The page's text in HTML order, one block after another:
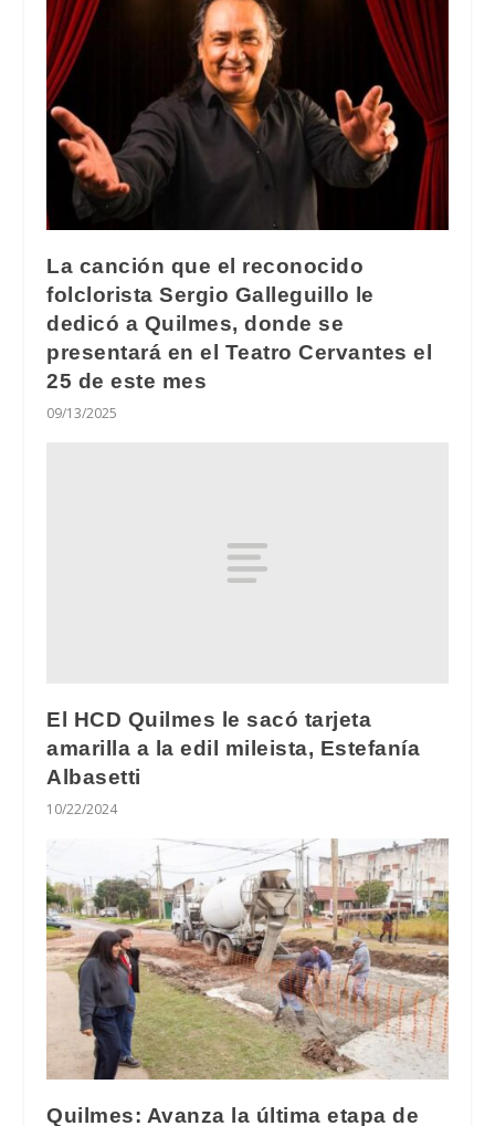
La canción que el reconocido
folclorista Sergio Galleguillo le
dedicó a Quilmes, donde se
presentará en el Teatro Cervantes el
25 de este mes
09/13/2025
El HCD Quilmes le sacó tarjeta
amarilla a la edil mileista, Estefanía
Albasetti
10/22/2024
Quilmes: Avanza la última etapa de